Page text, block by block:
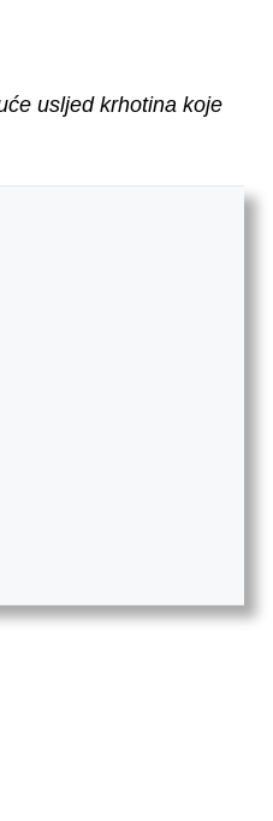
usljed krhotina koje